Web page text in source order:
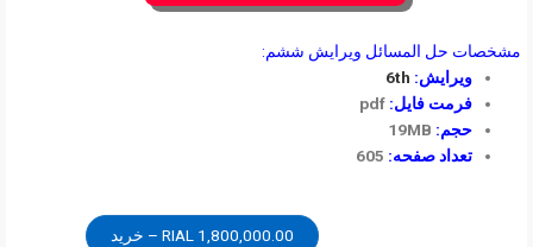
مشخصات حل المسائل ویرایش ششم:
ویرایش: 6th
فرمت فایل: pdf
حجم:
تعداد صفحه:
1,800,000.00 RIAL – خرید